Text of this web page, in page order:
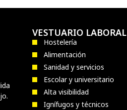
VESTUARIO LABORAL
Hostelería
Alimentación
Sanidad y servicios
Escolar y universitario
Alta visibilidad
Ignífugos y técnicos